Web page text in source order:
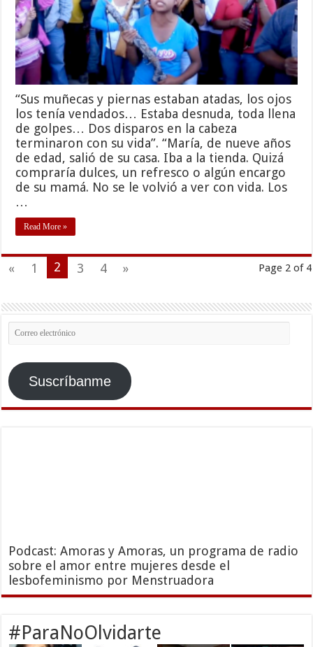
“Sus muñecas y piernas estaban atadas, los ojos
los tenía vendados… Estaba desnuda, toda llena
de golpes… Dos disparos en la cabeza
terminaron con su vida”. “María, de nueve años
de edad, salió de su casa. Iba a la tienda. Quizá
compraría dulces, un refresco o algún encargo
de su mamá. No se le volvió a ver con vida. Los
…
Read More »
Page 2 of 4
« 1 2 3 4 »
Correo
electrónico
Suscríbanme
Podcast: Amoras y Amoras, un programa de radio
sobre el amor entre mujeres desde el
lesbofeminismo por Menstruadora
#ParaNoOlvidarte